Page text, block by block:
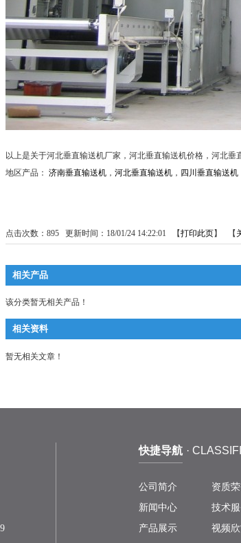
以上是关于河北垂直输送机厂家，河北垂直输送机价格，河北垂
地区产品： 济南垂直输送机 ， 河北垂直输送机 ， 四川垂直输送机
点击次数： 895 更新时间：18/01/24 14:22:01 【打印此页】 【
相关产品
该分类暂无相关产品！
相关资料
暂无相关文章！
快捷导航 ·
公司简介
新闻中心
产品展示
资质
技术
视频